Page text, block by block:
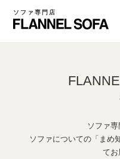
ソファ専門店
ソファ
ソファについての「まめ
てお